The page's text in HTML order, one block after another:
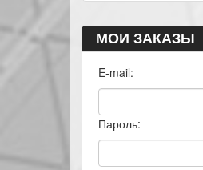
МОИ ЗАКАЗЫ
E-mail:
Пароль: